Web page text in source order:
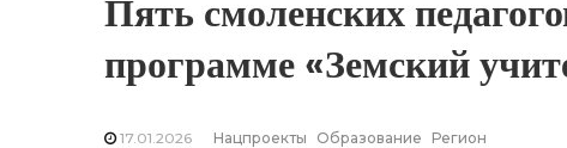
Пять смоленских
программе «Земский
17.01.2026 Нацпроекты Образование Регион